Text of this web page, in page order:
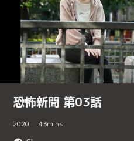
恐怖新聞 第03話
2020 43mins